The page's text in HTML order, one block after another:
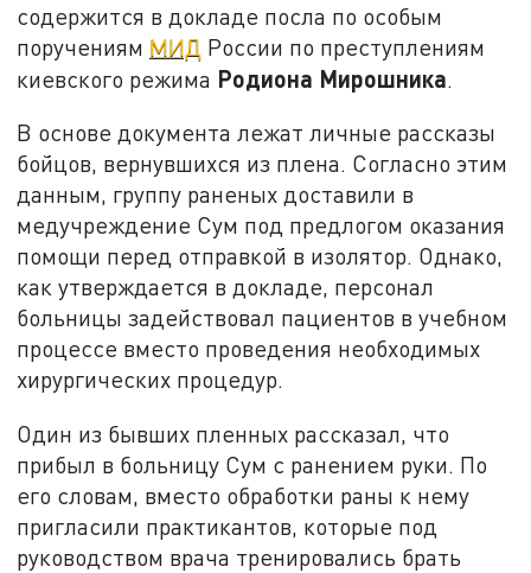
содержится в докладе посла по особым
поручениям МИД России по преступлениям
киевского режима Родиона Мирошника.
В основе документа лежат личные рассказы
бойцов, вернувшихся из плена. Согласно этим
данным, группу раненых доставили в
медучреждение Сум под предлогом оказания
помощи перед отправкой в изолятор. Однако,
как утверждается в докладе, персонал
больницы задействовал пациентов в учебном
процессе вместо проведения необходимых
хирургических процедур.
Один из бывших пленных рассказал, что
прибыл в больницу Сум с ранением руки. По
его словам, вместо обработки раны к нему
пригласили практикантов, которые под
руководством врача тренировались брать